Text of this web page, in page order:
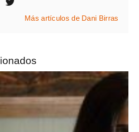
Más artículos de Dani Birras